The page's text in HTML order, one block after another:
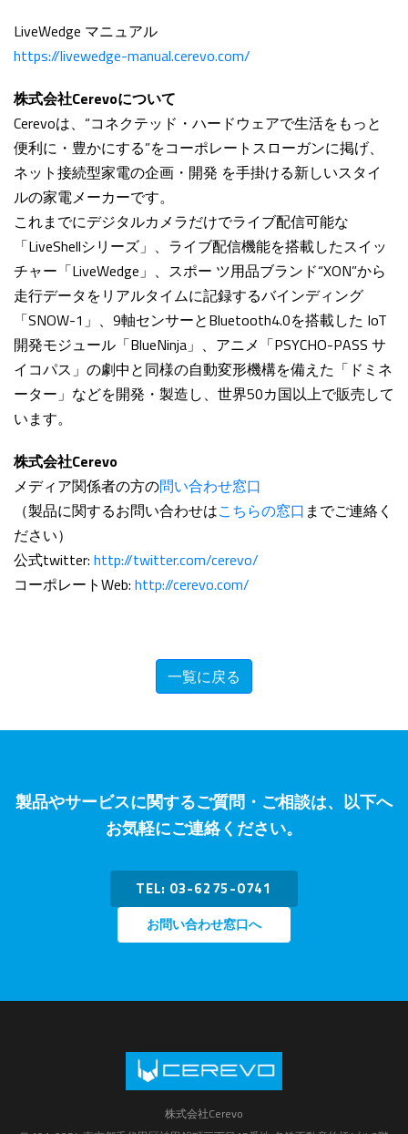
LiveWedge マニュアル
https://livewedge-manual.cerevo.com/
株式会社Cerevoについて
Cerevoは、“コネクテッド・ハードウェアで生活をもっと
便利に・豊かにする”をコーポレートスローガンに掲げ、
ネット接続型家電の企画・開発 を手掛ける新しいスタイ
ルの家電メーカーです。
これまでにデジタルカメラだけでライブ配信可能な
「LiveShellシリーズ」、ライブ配信機能を搭載したスイッ
チャー「LiveWedge」、スポー ツ用品ブランド“XON”から
走行データをリアルタイムに記録するバインディング
「SNOW-1」、9軸センサーとBluetooth4.0を搭載した IoT
開発モジュール「BlueNinja」、アニメ「PSYCHO-PASS サ
イコパス」の劇中と同様の自動変形機構を備えた「ドミネ
ーター」などを開発・製造し、世界50カ国以上で販売して
います。
株式会社Cerevo
メディア関係者の方の問い合わせ窓口
（製品に関するお問い合わせはこちらの窓口 までご連絡く
ださい）
公式twitter: http://twitter.com/cerevo/
コーポレートWeb: http://cerevo.com/
一覧に戻る
製品やサービスに関するご質問・ご相談は、以下へ
お気軽にご連絡ください。
TEL: 03-6275-0741
お問い合わせ窓口へ
株式会社Cerevo